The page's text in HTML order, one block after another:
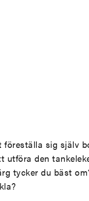
föreställa sig själv
utföra den
tycker du bäst